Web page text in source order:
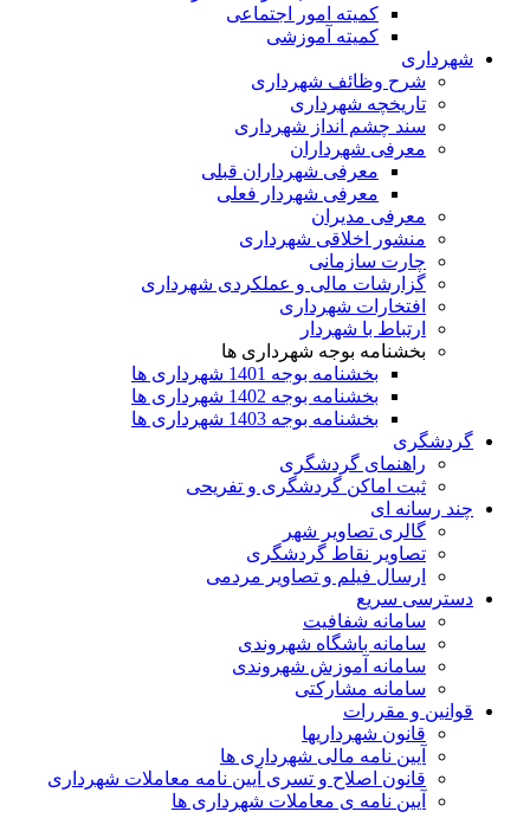
کمیته امور اجتماعی
کمیته آموزشی
شهرداری
شرح وظائف شهرداری
تاریخچه شهرداری
سند چشم انداز شهرداری
معرفی شهرداران
معرفی شهرداران قبلی
معرفی شهردار فعلی
معرفی مدیران
منشور اخلاقی شهرداری
چارت سازمانی
گزارشات مالی و عملکردی شهرداری
افتخارات شهرداری
ارتباط با شهردار
بخشنامه بوجه شهرداری ها
بخشنامه بوجه 1401 شهرداری ها
بخشنامه بوجه 1402 شهرداری ها
بخشنامه بوجه 1403 شهرداری ها
گردشگری
راهنمای گردشگری
ثبت اماکن گردشگری و تفریحی
چند رسانه ای
گالری تصاویر شهر
تصاویر نقاط گردشگری
ارسال فیلم و تصاویر مردمی
دسترسی سریع
سامانه شفافیت
سامانه باشگاه شهروندی
سامانه آموزش شهروندی
سامانه مشارکتی
قوانین و مقررات
قانون شهرداریها
آیین نامه مالی شهرداری ها
قانون اصلاح و تسری آیین نامه معاملات شهرداری
آیین نامه ی معاملات شهرداری ها